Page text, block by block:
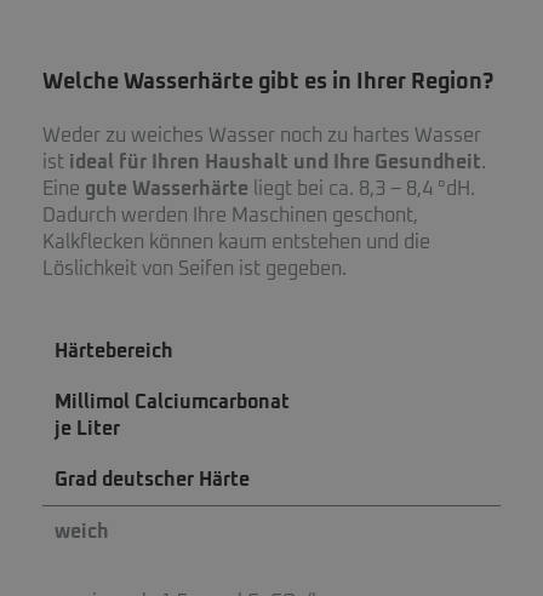
Welche Wasserhärte gibt es in Ihrer Region?
Weder zu weiches Wasser noch zu hartes Wasser
ist ideal für Ihren Haushalt und Ihre Gesundheit.
Eine gute Wasserhärte liegt bei ca. 8,3 – 8,4 °dH.
Dadurch werden Ihre Maschinen geschont,
Kalkflecken können kaum entstehen und die
Löslichkeit von Seifen ist gegeben.
Härtebereich
Millimol Calciumcarbonat
je Liter
Grad deutscher Härte
weich